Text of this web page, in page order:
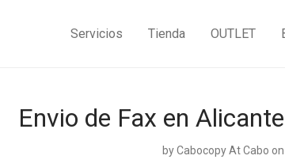
Servicios Tienda OUTLET
Envio de Fax en
byCabocopy At Cabo